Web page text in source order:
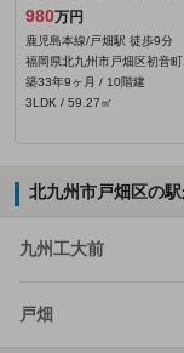
980万円
鹿児島本線/戸畑駅 徒歩9分
福岡県北九州市戸畑区初音
築33年9ヶ月 / 10階建
3LDK / 59.27㎡
北九州市戸畑区の
九州工大前
戸畑